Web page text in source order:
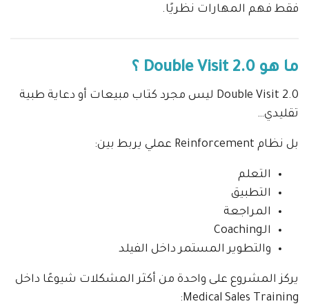
فقط فهم المهارات نظريًا.
ما هو Double Visit 2.0 ؟
Double Visit 2.0 ليس مجرد كتاب مبيعات أو دعاية طبية
تقليدي…
بل نظام Reinforcement عملي يربط بين:
التعلم
التطبيق
المراجعة
الـCoaching
والتطوير المستمر داخل الفيلد
يركز المشروع على واحدة من أكثر المشكلات شيوعًا داخل
Medical Sales Training: